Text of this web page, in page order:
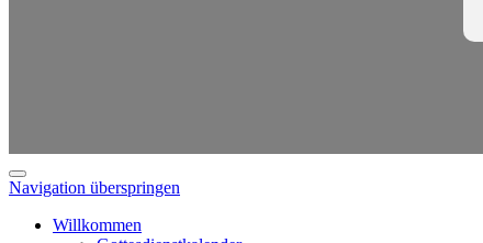
Navigation überspringen
Willkommen